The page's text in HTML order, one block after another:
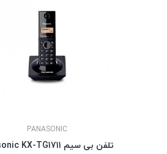
PANASONIC